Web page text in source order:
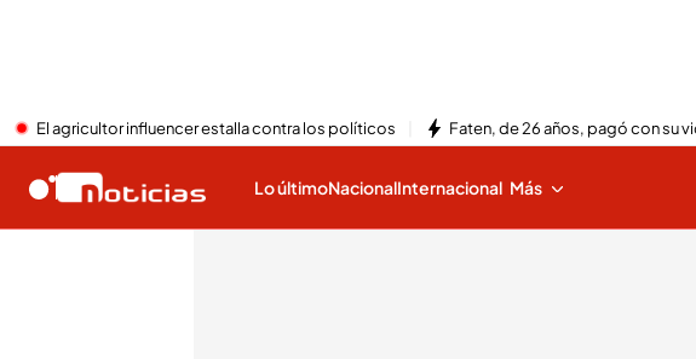
El agricultor influencer estalla contra los políticos Faten, de 26 años, pagó con su
Lo últimoNacionalInternacional Más